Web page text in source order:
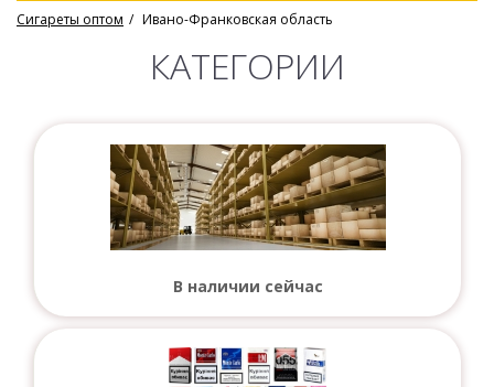
Сигареты оптом Ивано-Франковская область
КАТЕГОРИИ
В наличии сейчас